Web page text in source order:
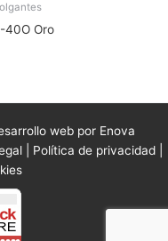
40O Oro
web por Enova
| Política de privacidad|